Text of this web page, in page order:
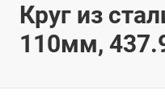
Круг из
110мм,